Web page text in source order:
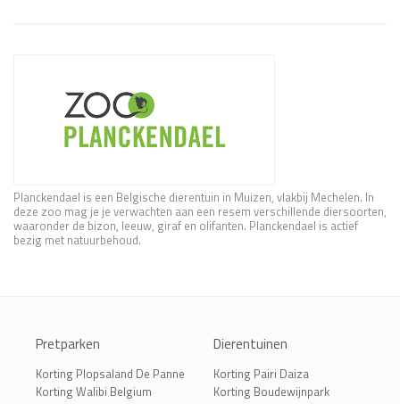
Planckendael is een Belgische dierentuin in Muizen, vlakbij Mechelen. In
deze zoo mag je je verwachten aan een resem verschillende diersoorten,
waaronder de bizon, leeuw, giraf en olifanten. Planckendael is actief
bezig met natuurbehoud.
Pretparken
Korting Plopsaland De Panne
Korting Walibi Belgium
Dierentuinen
Korting Pairi Daiza
Korting Boudewijnpark